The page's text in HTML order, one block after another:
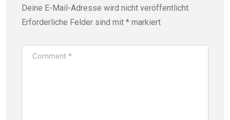
Deine E-Mail-Adresse wird nicht veröffentlicht.
Erforderliche Felder sind mit * markiert